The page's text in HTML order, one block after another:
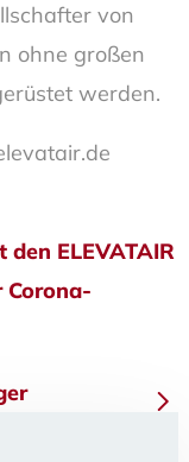
von
ohne großen
werden.
den ELEVATAIR
Corona-